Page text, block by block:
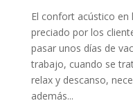
El confort acústico
preciado por los
pasar unos días de
trabajo, cuando se
relax y descanso,
además...